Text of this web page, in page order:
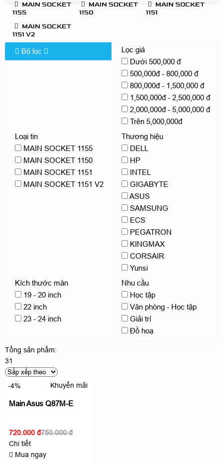
MAIN SOCKET
1155
MAIN SOCKET
1150
MAIN SOCKET
1151
MAIN SOCKET
1151 V2
Bộ lọc
Lọc giá
Dưới 500,000 đ
500,000đ - 800,000 đ
800,000đ - 1,500,000 đ
1,500,000đ - 2,500,000 đ
2,000,000đ - 5,000,000 đ
Trên 5,000,000đ
Loại tin
MAIN SOCKET 1155
MAIN SOCKET 1150
MAIN SOCKET 1151
MAIN SOCKET 1151 V2
Thương hiệu
DELL
HP
INTEL
GIGABYTE
ASUS
SAMSUNG
ECS
PEGATRON
KINGMAX
CORSAIR
Yunsi
Kích thước màn
19 - 20 inch
22 inch
23 - 24 inch
Nhu cầu
Học tập
Văn phòng - Học tập
Giải trí
Đồ hoạ
Tổng sản phẩm:
31
-4% Khuyến mãi
Main Asus Q87M-E
720.000 đ750.000 đ
Chi tiết
Mua ngay